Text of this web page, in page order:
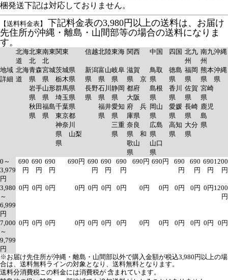
梱発送下記は対応しておりません。
【送料料金表】
下記料金表の3,980円以上の送料は、お届け
先住所が沖縄・離島・山間部等の場合の送料になりま
す。
北海
道
北東
北
南東
北
関東 信越北陸東海 関西 中国 四国 北九
州
南九
州
沖縄
地域
詳細
北海
道
青森
県
岩手
県
秋田
県
宮城
県
山形
県
福島
県
茨城県
栃木県
群馬県
埼玉県
千葉県
東京都
神奈川
県 山梨
県
新潟
県
長野
県
富山
県
石川
県
福井
県
岐阜
県
静岡
県
愛知
県
三重
県
滋賀
県 京
都府
大阪
府 兵
庫県
奈良
県 和
歌山
県
鳥取
県
島根
県
岡山
県
広島
県
山口
県
徳島
県
香川
県
愛媛
県
高知
県
福岡
県
佐賀
県
長崎
県
大分
県
熊本
県
宮崎
県
鹿児
島
県
沖縄
県
0～
3,979
円
690
円
690
円
690
円
690円 690
円
690
円
690
円
690円 690円
690
円
690
円
690
円
1200
円
3,980
～
6,999
円
0円 0円 0円 0円 0円 0円 0円 0円 0円 0円 0円 0円 1200
円
7,000
～
9,799
円
0円 0円 0円 0円 0円 0円 0円 0円 0円 0円 0円 0円 0円
※お届け先住所が沖縄・離島・山間部以外で購入金額が税込3,980円以上の場
合は、送料無料ラインの対象となり、送料無料となります。
送料分消費税この料金には消費税が 含まれています。